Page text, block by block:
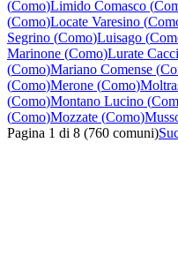
(Como)Limido Comasco (
(Como)Locate Varesino (
Segrino (Como)Luisago (
Marinone (Como)Lurate
(Como)Mariano Comense (
(Como)Merone (Como)
(Como)Montano Lucino (
(Como)Mozzate (Como)
Pagina 1 di 8 (760 comuni)